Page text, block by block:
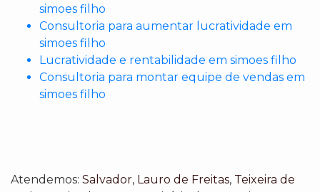
simoes filho
Consultoria para aumentar lucratividade em
simoes filho
Lucratividade e rentabilidade em simoes filho
Consultoria para montar equipe de vendas em
simoes filho
Atendemos: Salvador, Lauro de Freitas, Teixeira de